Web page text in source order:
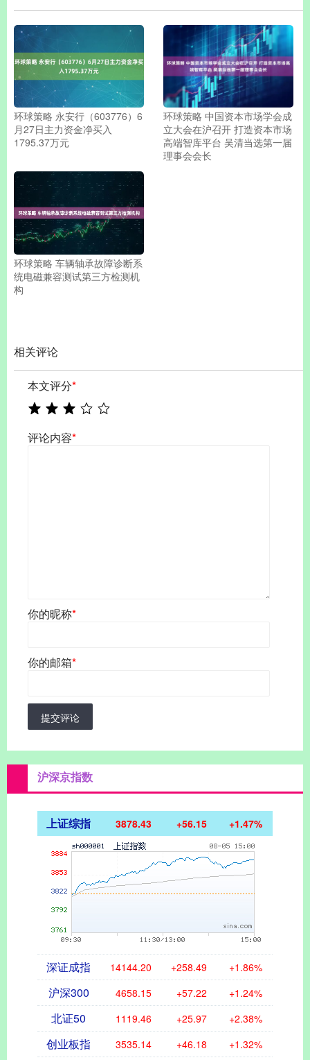
环球策略 永安行（603776）6
月27日主力资金净买入
1795.37万元
环球策略 中国资本市场学会成
立大会在沪召开 打造资本市场
高端智库平台 吴清当选第一届
理事会会长
环球策略 车辆轴承故障诊断系
统电磁兼容测试第三方检测机
构
相关评论
本文评分*
评论内容*
你的昵称*
你的邮箱*
提交评论
沪深京指数
上证综指 3878.43 +56.15 +1.47%
深证成指 14144.20 +258.49 +1.86%
沪深300 4658.15 +57.22 +1.24%
北证50 1119.46 +25.97 +2.38%
创业板指 3535.14 +46.18 +1.32%